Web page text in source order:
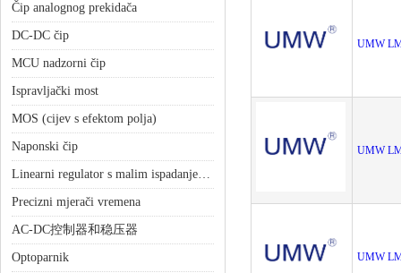
Čip analognog prekidača
DC-DC čip
MCU nadzorni čip
Ispravljački most
MOS (cijev s efektom polja)
Naponski čip
Linearni regulator s malim ispadanjem (LDO)
Precizni mjerači vremena
AC-DC控制器和稳压器
Optoparnik
UMW
UMW
UMW